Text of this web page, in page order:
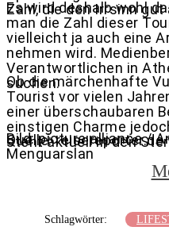
Zahl, die den Irrsinn
Es wird deshalb wohl
man die Zahl dieser
vielleicht ja auch eine
nehmen wird.
Verantwortlichen in
suchen.
Ob die märchenhafte
Tourist vor vielen
einer überschaubaren
einstigen Charme
steht aktuell in den
Quelle:
Bild: picture alliance /
Menguarslan
Schlagwörter: